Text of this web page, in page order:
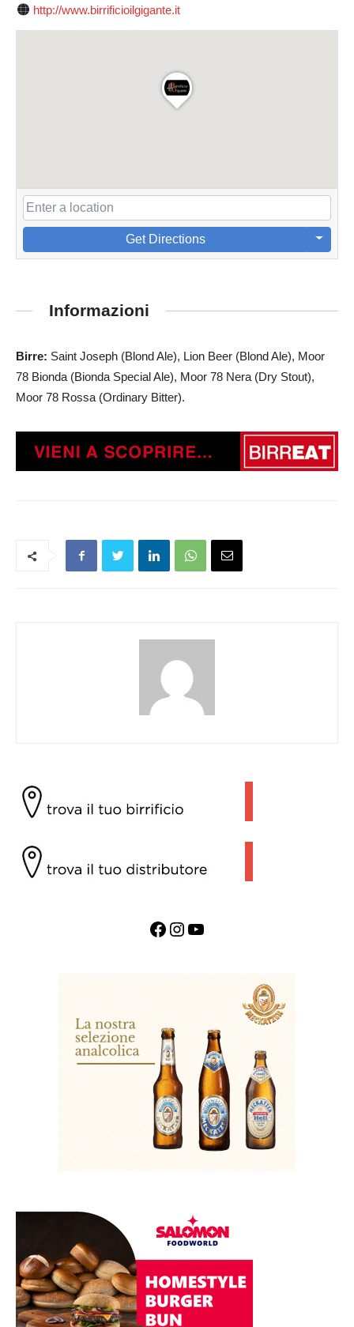
http://www.birrificioilgigante.it
Get Directions
Informazioni
Birre: Saint Joseph (Blond Ale), Lion Beer (Blond Ale), Moor
78 Bionda (Bionda Special Ale), Moor 78 Nera (Dry Stout),
Moor 78 Rossa (Ordinary Bitter).
Facebook InstagramYouTube